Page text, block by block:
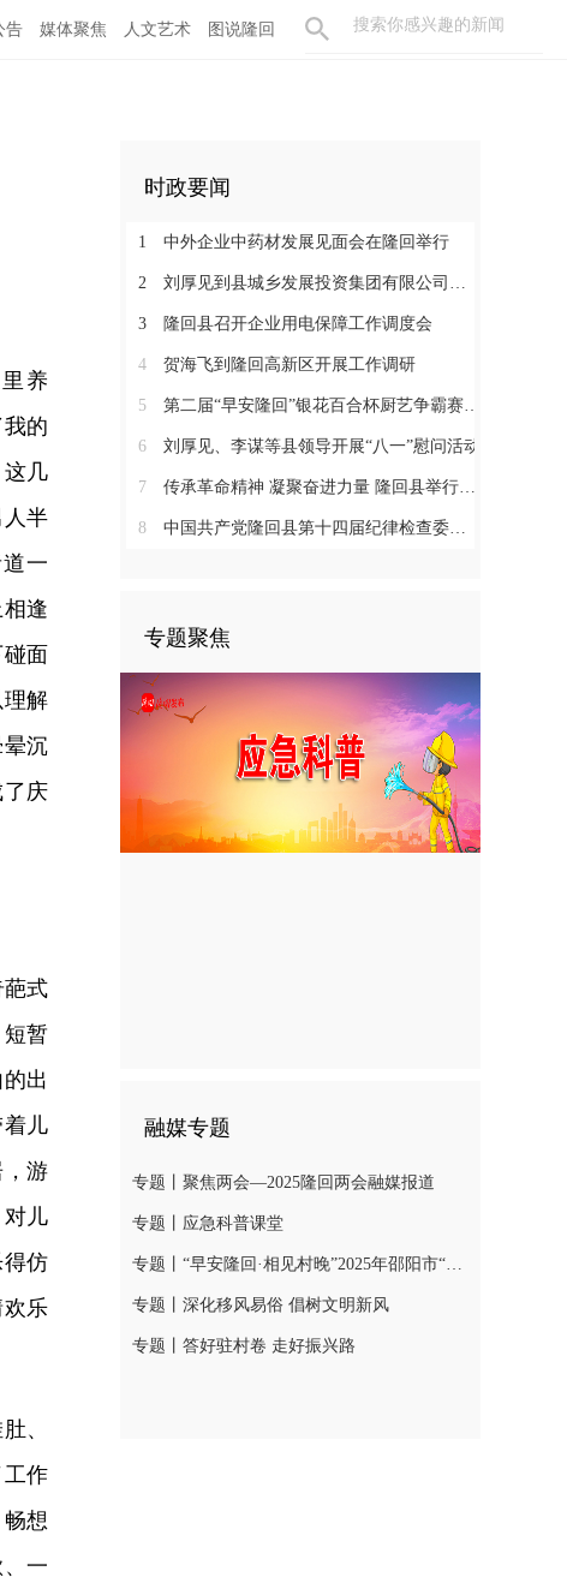
告 媒体聚焦 人文艺术 图说隆回
养
的
几
半
一
逢
面
解
沉
庆
式
暂
出
儿
游
儿
仿
乐
、
作
想
一
时政要闻
1 中外企业中药材发展见面会在隆回举行
2 刘厚见到县城乡发展投资集团有限公司调研
3 隆回县召开企业用电保障工作调度会
4 贺海飞到隆回高新区开展工作调研
5 第二届“早安隆回”银花百合杯厨艺争霸赛启动
6 刘厚见、李谋等县领导开展“八一”慰问活动
7 传承革命精神 凝聚奋进力量 隆回县举行纪念红军长征胜利90周年活动
8 中国共产党隆回县第十四届纪律检查委员会举行第一次全体会议
专题聚焦
融媒专题
专题丨聚焦两会—2025隆回两会融媒报道
专题丨应急科普课堂
专题丨“早安隆回·相见村晚”2025年邵阳市“我们的节日·春节”村晚示范展示活动
专题丨深化移风易俗 倡树文明新风
专题丨答好驻村卷 走好振兴路